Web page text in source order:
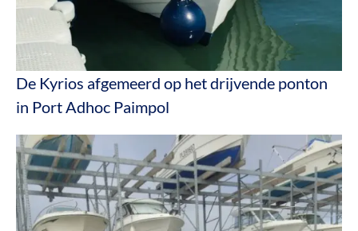
De Kyrios afgemeerd op het drijvende ponton
in Port Adhoc Paimpol